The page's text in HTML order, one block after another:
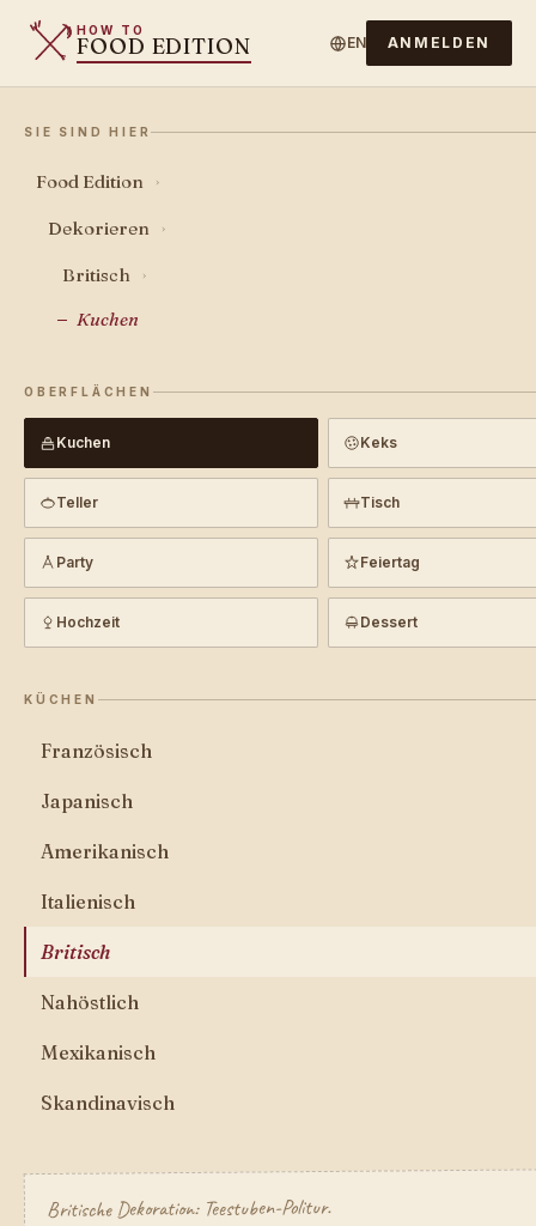
HOW TO
FOOD EDITION EN ANMELDEN
SIE SIND HIER
Food Edition ›
Dekorieren ›
Britisch ›
Kuchen
OBERFLÄCHEN
Kuchen Keks
Teller Tisch
Party Feiertag
Hochzeit Dessert
KÜCHEN
Französisch
Japanisch
Amerikanisch
Italienisch
Britisch
Nahöstlich
Mexikanisch
Skandinavisch
Britische Dekoration: Teestuben-Politur.